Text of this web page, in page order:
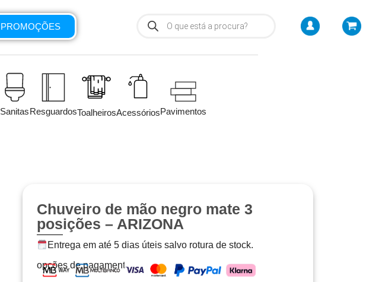
PROMOÇÕES
SanitasResguardosToalheirosAcessóriosPavimentos
Chuveiro de mão negro mate 3
posições – ARIZONA
Entrega em até 5 dias úteis salvo rotura de stock.
opções de pagamento